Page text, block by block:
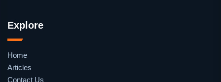
Explore
Home
Articles
Contact Us